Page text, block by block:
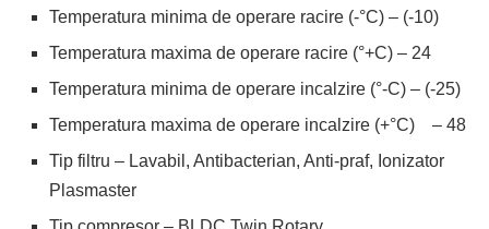
Temperatura minima de operare racire (-°C) – (-10)
Temperatura maxima de operare racire (°+C) – 24
Temperatura minima de operare incalzire (°-C) – (-25)
Temperatura maxima de operare incalzire (+°C) – 48
Tip filtru – Lavabil, Antibacterian, Anti-praf, Ionizator
Plasmaster